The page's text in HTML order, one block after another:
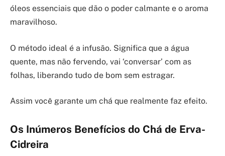
óleos essenciais que dão o poder calmante e o aroma
maravilhoso.
O método ideal é a infusão. Significa que a água
quente, mas não fervendo, vai ‘conversar’ com as
folhas, liberando tudo de bom sem estragar.
Assim você garante um chá que realmente faz efeito.
Os Inúmeros Benefícios do Chá de Erva-
Cidreira